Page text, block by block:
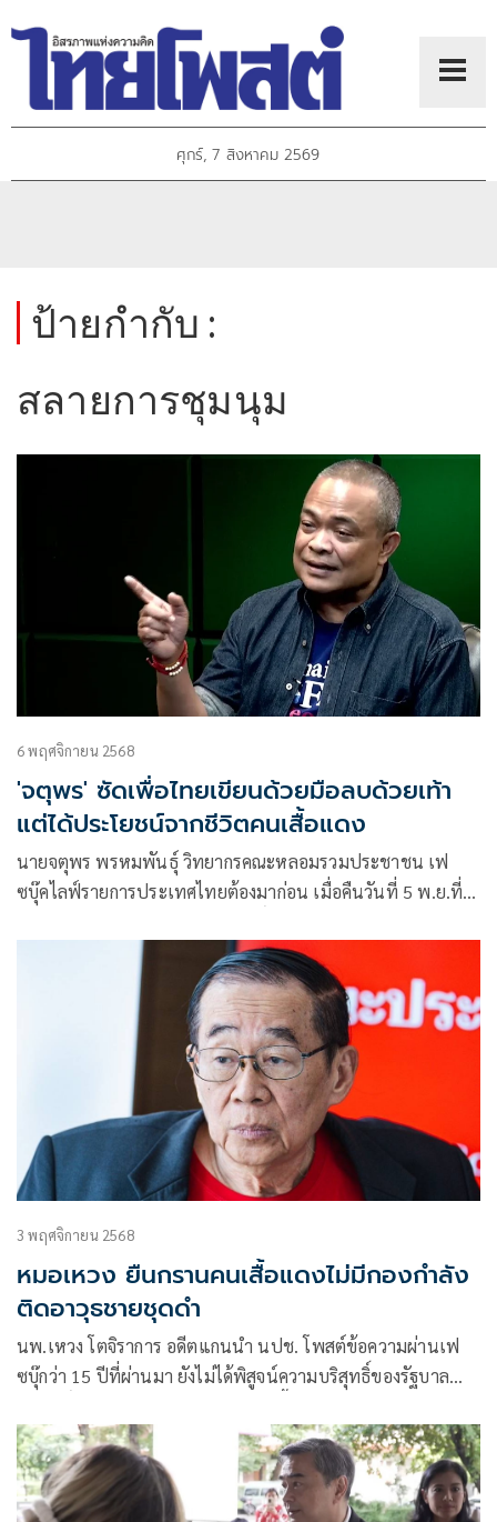
ศุกร์, 7 สิงหาคม 2569
ป้ายกำกับ :
สลายการชุมนุม
6 พฤศจิกายน 2568
'จตุพร' ซัดเพื่อไทยเขียนด้วยมือลบด้วยเท้า
แต่ได้ประโยชน์จากชีวิตคนเสื้อแดง
นายจตุพร พรหมพันธุ์ วิทยากรคณะหลอมรวมประชาชน เฟ
ซบุ๊คไลฟ์รายการประเทศไทยต้องมาก่อน เมื่อคืนวันที่ 5 พ.ย.ที่
ประชาธิปัตย์ และอดีตนายกฯ ปมสลายการชุมนุมของ นปช.ปี
3 พฤศจิกายน 2568
หมอเหวง ยืนกรานคนเสื้อแดงไม่มีกองกำลัง
ติดอาวุธชายชุดดำ
นพ.เหวง โตจิราการ อดีตแกนนำ นปช. โพสต์ข้อความผ่านเฟ
ซบุ๊กว่า 15 ปีที่ผ่านมา ยังไม่ได้พิสูจน์ความบริสุทธิ์ของรัฐบาล
อาวุธชายชุดดำ